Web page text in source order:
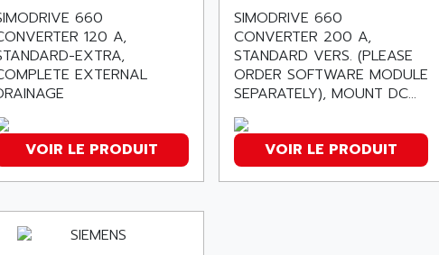
660
120 A,
EXTRA,
EXTERNAL
VOIR LE PRODUIT
SIMODRIVE 660
CONVERTER 200 A,
STANDARD VERS. (PLEASE
ORDER SOFTWARE MODULE
SEPARATELY), MOUNT DC...
VOIR LE PRODUIT